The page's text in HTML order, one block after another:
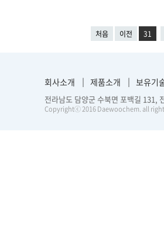
처음 이전 31
회사소개 제품소개 보유기
전라남도 담양군 수북면 포백길
Copyrightⓒ 2016 Daewoochem. all